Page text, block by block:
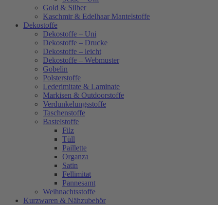
Gold & Silber
Kaschmir & Edelhaar Mantelstoffe
Dekostoffe
Dekostoffe – Uni
Dekostoffe – Drucke
Dekostoffe – leicht
Dekostoffe – Webmuster
Gobelin
Polsterstoffe
Lederimitate & Laminate
Markisen & Outdoorstoffe
Verdunkelungsstoffe
Taschenstoffe
Bastelstoffe
Filz
Tüll
Paillette
Organza
Satin
Fellimitat
Pannesamt
Weihnachtsstoffe
Kurzwaren & Nähzubehör